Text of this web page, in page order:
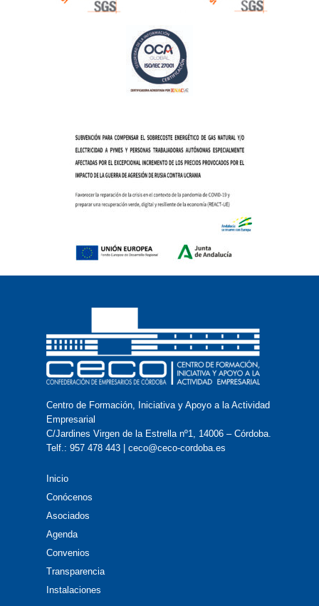
Centro de Formación, Iniciativa y Apoyo a la Actividad
Empresarial
C/Jardines Virgen de la Estrella nº1, 14006 – Córdoba.
Telf.: 957 478 443 | ceco@ceco-cordoba.es
Inicio
Conócenos
Asociados
Agenda
Convenios
Transparencia
Instalaciones